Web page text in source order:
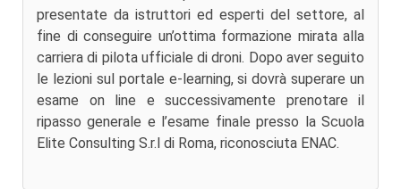
presentate da istruttori ed esperti del settore, al
fine di conseguire un’ottima formazione mirata alla
carriera di pilota ufficiale di droni. Dopo aver seguito
le lezioni sul portale e-learning, si dovrà superare un
esame on line e successivamente prenotare il
ripasso generale e l’esame finale presso la Scuola
Elite Consulting S.r.l di Roma, riconosciuta ENAC.